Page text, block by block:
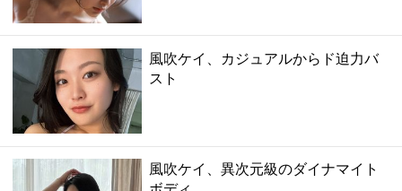
風吹ケイ、カジュアルからド迫力バ
スト
風吹ケイ、異次元級のダイナマイト